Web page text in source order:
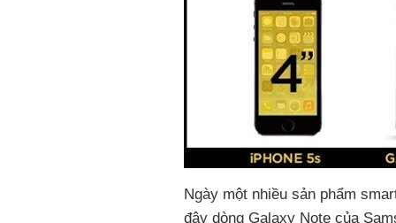
Ngày một nhiều sản phẩm
đây dòng Galaxy Note của